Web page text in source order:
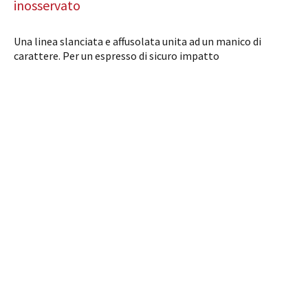
inosservato
Una linea slanciata e affusolata unita ad un manico di
carattere. Per un espresso di sicuro impatto